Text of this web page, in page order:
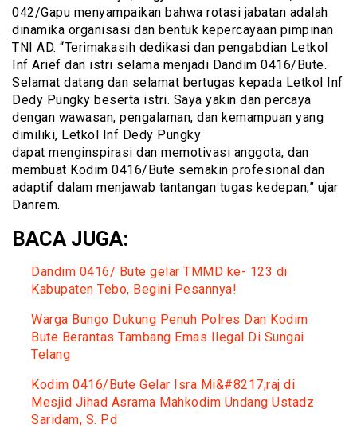
042/Gapu menyampaikan bahwa rotasi jabatan adalah
dinamika organisasi dan bentuk kepercayaan pimpinan
TNI AD. “Terimakasih dedikasi dan pengabdian Letkol
Inf Arief dan istri selama menjadi Dandim 0416/Bute.
Selamat datang dan selamat bertugas kepada Letkol Inf
Dedy Pungky beserta istri. Saya yakin dan percaya
dengan wawasan, pengalaman, dan kemampuan yang
dimiliki, Letkol Inf Dedy Pungky
dapat menginspirasi dan memotivasi anggota, dan
membuat Kodim 0416/Bute semakin profesional dan
adaptif dalam menjawab tantangan tugas kedepan,” ujar
Danrem.
BACA JUGA:
Dandim 0416/ Bute gelar TMMD ke- 123 di
Kabupaten Tebo, Begini Pesannya!
Warga Bungo Dukung Penuh Polres Dan Kodim
Bute Berantas Tambang Emas Ilegal Di Sungai
Telang
Kodim 0416/Bute Gelar Isra Mi&#8217;raj di
Mesjid Jihad Asrama Mahkodim Undang Ustadz
Saridam, S. Pd